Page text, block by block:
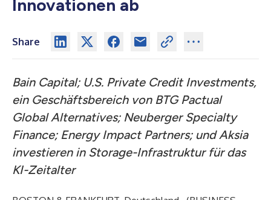
Innovationen ab
Share
Bain Capital; U.S. Private Credit Investments,
ein Geschäftsbereich von BTG Pactual
Global Alternatives; Neuberger Specialty
Finance; Energy Impact Partners; und Aksia
investieren in Storage-Infrastruktur für das
KI-Zeitalter